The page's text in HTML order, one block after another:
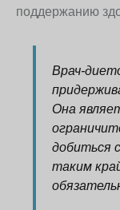
поддержанию
Врач-
Она
добиться
таким